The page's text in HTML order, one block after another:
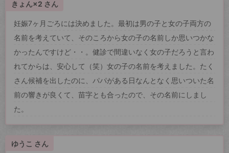
きょん×2 さん
妊娠7ヶ月ごろには決めました。最初は男の子と女の子両方の
名前を考えていて、そのころから女の子の名前しか思いつかな
かったんですけど・・。健診で間違いなく女の子だろうと言わ
れてからは、安心して（笑）女の子の名前を考えました。たく
さん候補を出したのに、パパがある日なんとなく思いついた名
前の響きが良くて、苗字とも合ったので、その名前にしまし
た。
ゆうこ さん